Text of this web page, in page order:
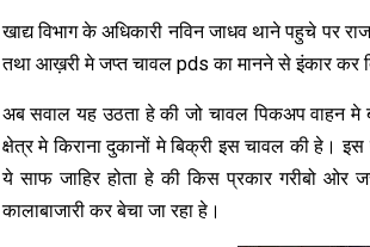
खाद्य विभाग के अधिकारी नविन जाधव थाने पहुचे पर
तथा आख़री मे जप्त चावल pds का मानने से इंकार कर
अब सवाल यह उठता हे की जो चावल पिकअप वाहन मे
क्षेत्र मे किराना दुकानों मे बिक्री इस चावल की हे।
ये साफ जाहिर होता हे की किस प्रकार गरीबो ओर
कालाबाजारी कर बेचा जा रहा हे।